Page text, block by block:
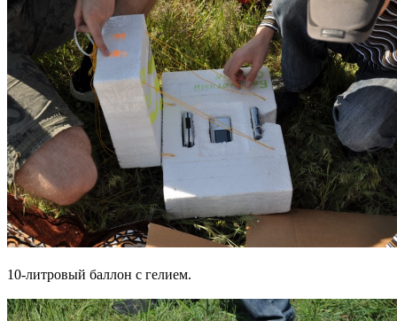
10-литровый баллон с гелием.